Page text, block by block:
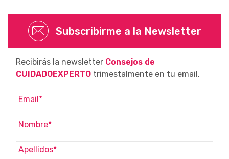
Subscribirme a la Newsletter
Recibirás la newsletter Consejos de
CUIDADOEXPERTO trimestalmente en tu email.